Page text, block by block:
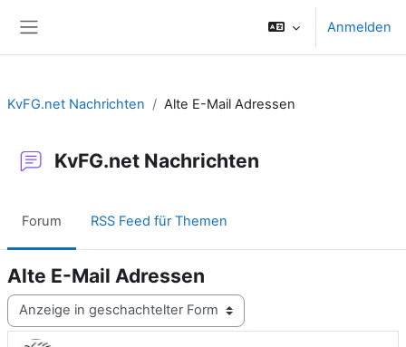
Anmelden
KvFG.net Nachrichten Alte E-Mail Adressen
KvFG.net Nachrichten
Forum RSS Feed für Themen
Alte E-Mail Adressen
Anzeigemodus